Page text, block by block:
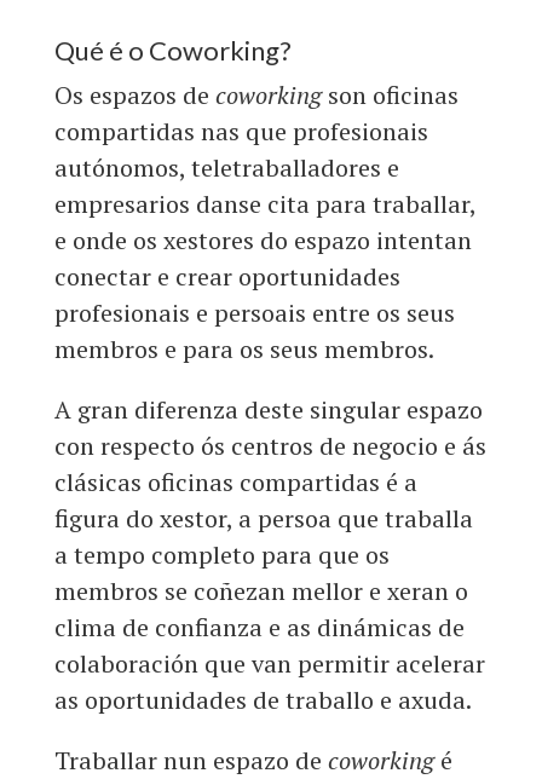
Qué é o Coworking?
Os espazos de coworkingson oficinas
compartidas nas que profesionais
autónomos, teletraballadores e
empresarios danse cita para traballar,
e onde os xestores do espazo intentan
conectar e crear oportunidades
profesionais e persoais entre os seus
membros e para os seus membros.
A gran diferenza deste singular espazo
con respecto ós centros de negocio e ás
clásicas oficinas compartidas é a
figura do xestor, a persoa que traballa
a tempo completo para que os
membros se coñezan mellor e xeran o
clima de confianza e as dinámicas de
colaboración que van permitir acelerar
as oportunidades de traballo e axuda.
Traballar nun espazo de coworkingé